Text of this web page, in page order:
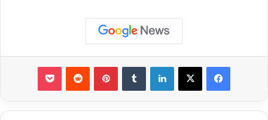
لينكدإن بينتيريست